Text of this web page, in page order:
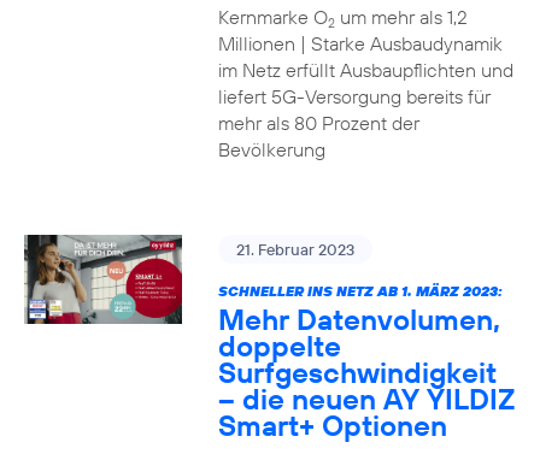
Kernmarke O2um mehr als 1,2
Millionen | Starke Ausbaudynamik
im Netz erfüllt Ausbaupflichten und
liefert 5G-Versorgung bereits für
mehr als 80 Prozent der
Bevölkerung
21. Februar 2023
SCHNELLER INS NETZ AB 1. MÄRZ 2023:
Mehr Datenvolumen,
doppelte
Surfgeschwindigkeit
– die neuen AY YILDIZ
Smart+ Optionen